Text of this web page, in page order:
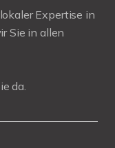
Expertise in
Sie in allen
da.